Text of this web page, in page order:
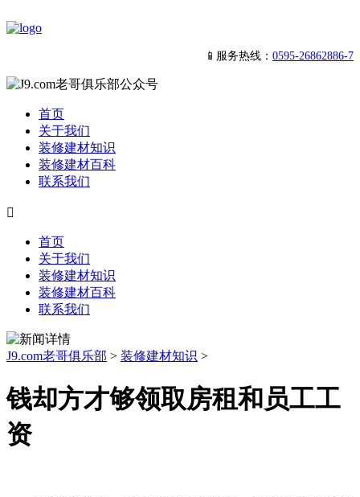
📱服务热线： 0595-26862886-7
首页
关于我们
装修建材知识
装修建材百科
联系我们

首页
关于我们
装修建材知识
装修建材百科
联系我们
J9.com老哥俱乐部 > 装修建材知识 >
钱却方才够领取房租和员工工
资